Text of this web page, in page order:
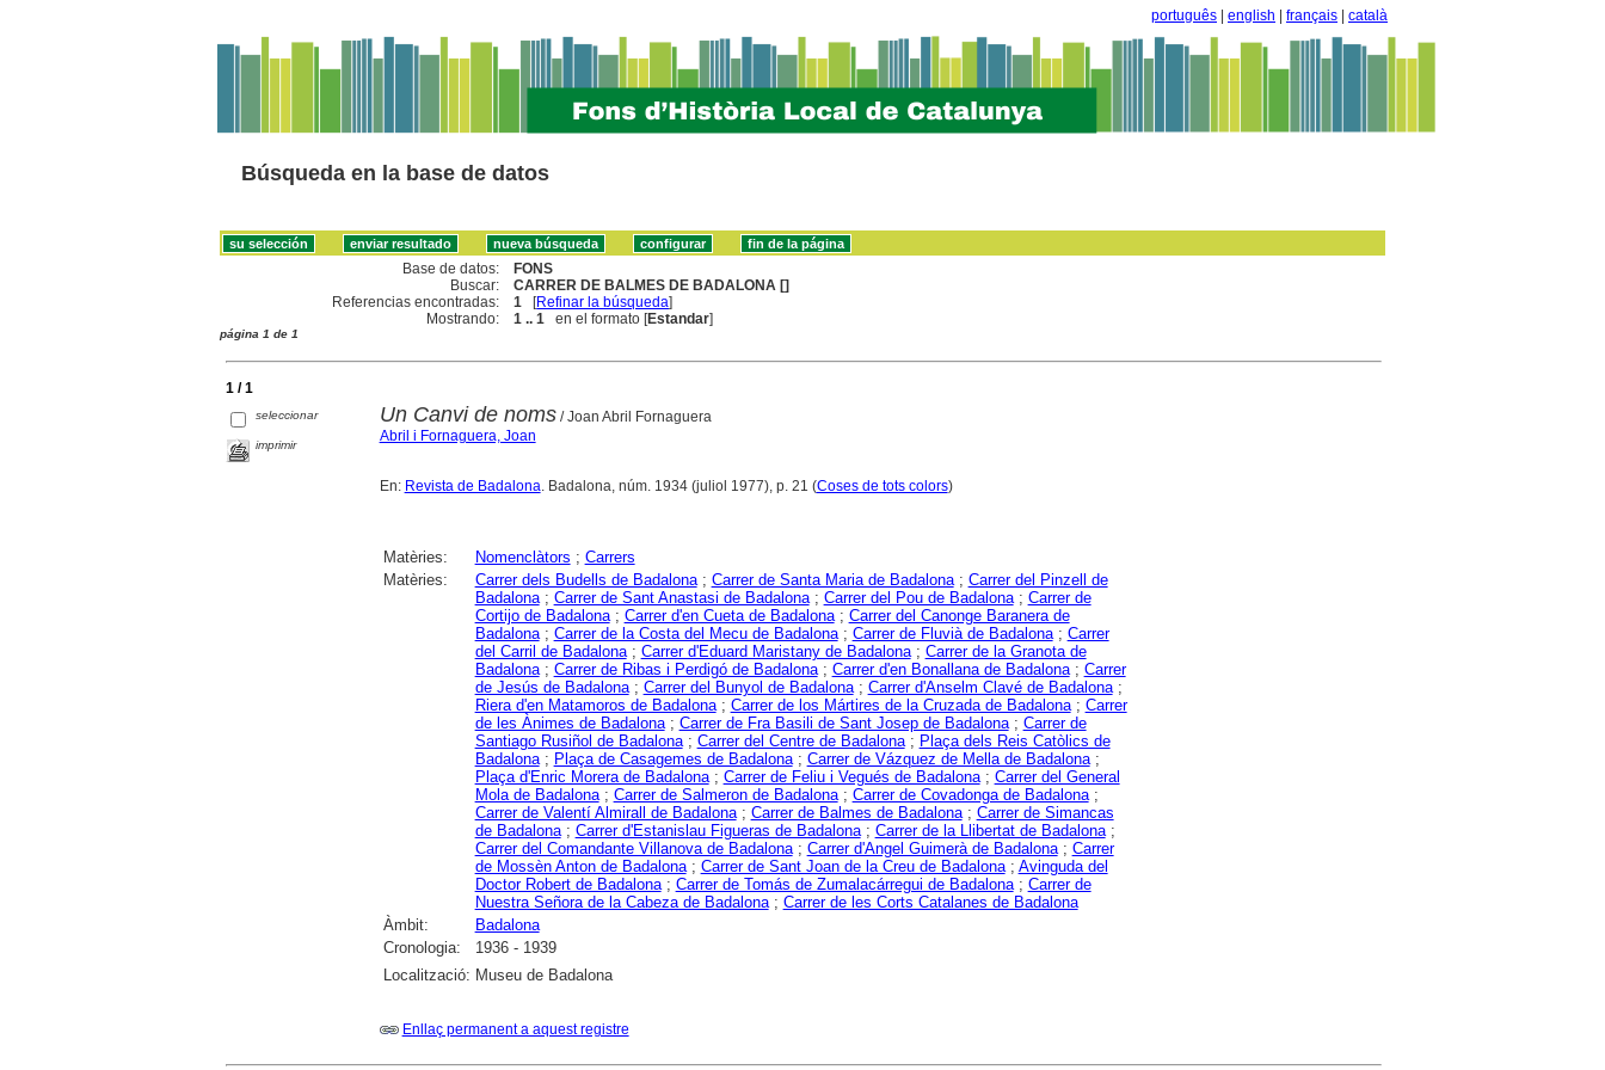
português english français català
Búsqueda en la base de datos
Base de datos:
FONS
Buscar:
CARRER DE BALMES DE BADALONA []
Referencias encontradas:
1 [Refinar la búsqueda]
Mostrando:
1 .. 1 en el formato [Estandar]
página 1 de 1
1 / 1
seleccionar
imprimir
Un Canvi de noms/ Joan Abril Fornaguera
Abril i Fornaguera, Joan
En: Revista de Badalona. Badalona, núm. 1934 (juliol 1977), p. 21 (Coses de tots colors)
Matèries: Nomenclàtors ; Carrers
Matèries:
Carrer dels Budells de Badalona; Carrer de Santa Maria de Badalona; Carrer del Pinzell de
Badalona; Carrer de Sant Anastasi de Badalona; Carrer del Pou de Badalona; Carrer de
Cortijo de Badalona; Carrer d'en Cueta de Badalona; Carrer del Canonge Baranera de
Badalona; Carrer de la Costa del Mecu de Badalona; Carrer de Fluvià de Badalona; Carrer
del Carril de Badalona; Carrer d'Eduard Maristany de Badalona; Carrer de la Granota de
Badalona; Carrer de Ribas i Perdigó de Badalona; Carrer d'en Bonallana de Badalona; Carrer
de Jesús de Badalona; Carrer del Bunyol de Badalona; Carrer d'Anselm Clavé de Badalona;
Riera d'en Matamoros de Badalona; Carrer de los Mártires de la Cruzada de Badalona; Carrer
de les Ànimes de Badalona; Carrer de Fra Basili de Sant Josep de Badalona; Carrer de
Santiago Rusiñol de Badalona; Carrer del Centre de Badalona; Plaça dels Reis Catòlics de
Badalona; Plaça de Casagemes de Badalona; Carrer de Vázquez de Mella de Badalona;
Plaça d'Enric Morera de Badalona; Carrer de Feliu i Vegués de Badalona; Carrer del General
Mola de Badalona; Carrer de Salmeron de Badalona; Carrer de Covadonga de Badalona;
Carrer de Valentí Almirall de Badalona; Carrer de Balmes de Badalona; Carrer de Simancas
de Badalona; Carrer d'Estanislau Figueras de Badalona; Carrer de la Llibertat de Badalona;
Carrer del Comandante Villanova de Badalona; Carrer d'Angel Guimerà de Badalona; Carrer
de Mossèn Anton de Badalona; Carrer de Sant Joan de la Creu de Badalona; Avinguda del
Doctor Robert de Badalona; Carrer de Tomás de Zumalacárregui de Badalona; Carrer de
Nuestra Señora de la Cabeza de Badalona; Carrer de les Corts Catalanes de Badalona
Àmbit:
Badalona
Cronologia:
1936 - 1939
Localització: Museu de Badalona
Enllaç permanent a aquest registre